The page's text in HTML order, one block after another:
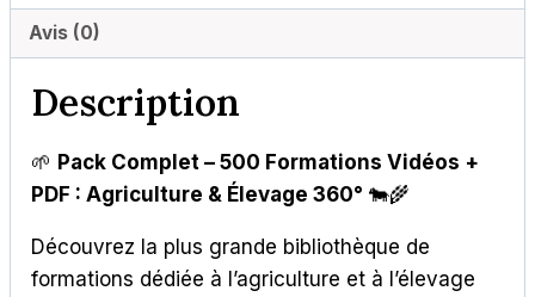
360°
Avis (0)
Description
🌱 Pack Complet – 500 Formations Vidéos +
PDF : Agriculture & Élevage 360° 🐄🌾
Découvrez la plus grande bibliothèque de
formations dédiée à l’agriculture et à l’élevage